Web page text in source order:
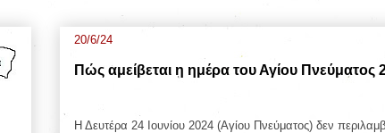
20/6/24
Πώς αμείβεται η ημέρα του Αγίου Πνεύματος
Η Δευτέρα 24 Ιουνίου 2024 (Αγίου Πνεύματος) δεν